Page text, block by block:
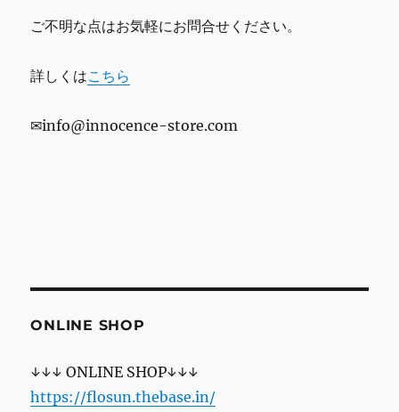
ご不明な点はお気軽にお問合せください。
詳しくはこちら
✉info@innocence-store.com
ONLINE SHOP
↓↓↓ ONLINE SHOP↓↓↓
https://flosun.thebase.in/